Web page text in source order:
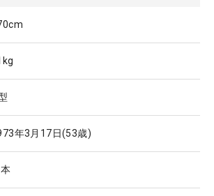
年3月17日(53歳)